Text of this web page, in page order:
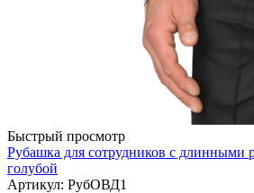
Быстрый просмотр
Рубашка для сотрудников с длинными
голубой
Артикул: РубОВД1